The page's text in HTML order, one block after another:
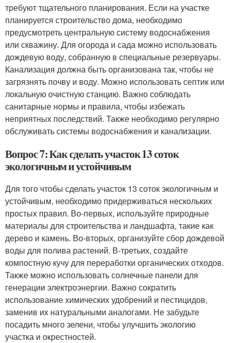
требуют тщательного планирования. Если на участке
планируется строительство дома, необходимо
предусмотреть центральную систему водоснабжения
или скважину. Для огорода и сада можно использовать
дождевую воду, собранную в специальные резервуары.
Канализация должна быть организована так, чтобы не
загрязнять почву и воду. Можно использовать септик или
локальную очистную станцию. Важно соблюдать
санитарные нормы и правила, чтобы избежать
неприятных последствий. Также необходимо регулярно
обслуживать системы водоснабжения и канализации.
Вопрос 7: Как сделать участок 13 соток
экологичным и устойчивым
Для того чтобы сделать участок 13 соток экологичным и
устойчивым, необходимо придерживаться нескольких
простых правил. Во-первых, используйте природные
материалы для строительства и ландшафта, такие как
дерево и камень. Во-вторых, организуйте сбор дождевой
воды для полива растений. В-третьих, создайте
компостную кучу для переработки органических отходов.
Также можно использовать солнечные панели для
генерации электроэнергии. Важно сократить
использование химических удобрений и пестицидов,
заменив их натуральными аналогами. Не забудьте
посадить много зелени, чтобы улучшить экологию
участка и окрестностей.